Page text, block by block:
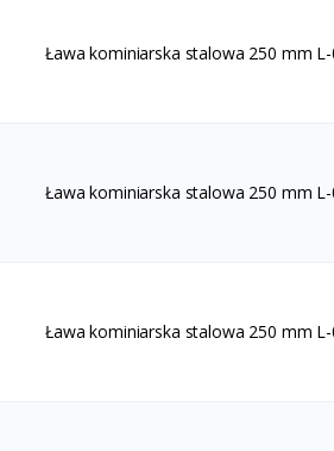
Ława kominiarska stalowa 250 mm
Ława kominiarska stalowa 250 mm
Ława kominiarska stalowa 250 mm